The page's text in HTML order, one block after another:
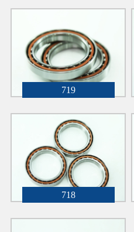
719
718